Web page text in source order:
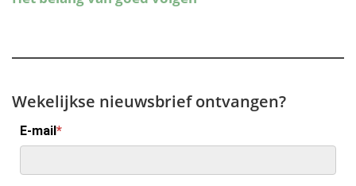
Wekelijkse nieuwsbrief ontvangen?